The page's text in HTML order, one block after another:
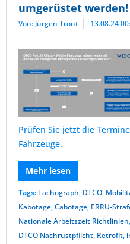
umgerüstet werden!
Von: Jürgen Tront 13.08.24
Prüfen Sie jetzt die
Fahrzeuge.
Mehr lesen
Tags:Tachograph, DTCO,
Kabotage,Cabotage, ERRU-
Nationale Arbeitszeit Richtlinien,
DTCO Nachrüstpflicht, Retrofit,